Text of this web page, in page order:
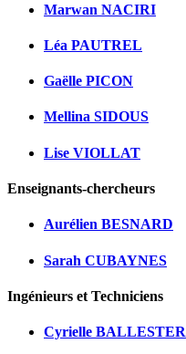
Marwan NACIRI
Léa PAUTREL
Gaëlle PICON
Mellina SIDOUS
Lise VIOLLAT
Enseignants-chercheurs
Aurélien BESNARD
Sarah CUBAYNES
Ingénieurs et Techniciens
Cyrielle BALLESTER